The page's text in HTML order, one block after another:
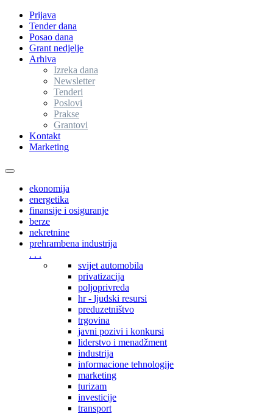
Prijava
Tender dana
Posao dana
Grant nedjelje
Arhiva
Izreka dana
Newsletter
Tenderi
Poslovi
Prakse
Grantovi
Kontakt
Marketing
Toggle
navigationekonomija
energetika
finansije i osiguranje
berze
nekretnine
prehrambena industrija
. . .
svijet automobila
privatizacija
poljoprivreda
hr - ljudski resursi
preduzetništvo
trgovina
javni pozivi i konkursi
liderstvo i menadžment
industrija
informacione tehnologije
marketing
turizam
investicije
transport